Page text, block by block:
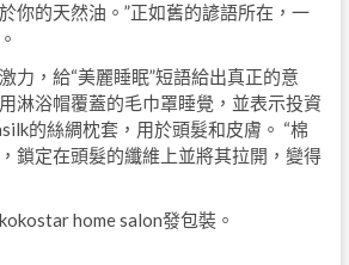
你的天然油。”正如舊的諺語所在，一
力，給“美麗睡眠”短語給出真正的意
淋浴帽覆蓋的毛巾罩睡覺，並表示投資
的絲綢枕套，用於頭髮和皮膚。 “棉
鎖定在頭髮的纖維上並將其拉開，變得
home salon發包裝。